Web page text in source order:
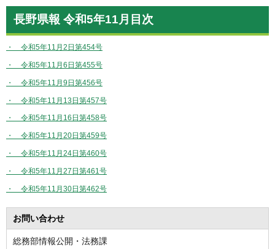
長野県報 令和5年11月目次
・ 令和5年11月2日第454号
・ 令和5年11月6日第455号
・ 令和5年11月9日第456号
・ 令和5年11月13日第457号
・ 令和5年11月16日第458号
・ 令和5年11月20日第459号
・ 令和5年11月24日第460号
・ 令和5年11月27日第461号
・ 令和5年11月30日第462号
お問い合わせ
総務部情報公開・法務課